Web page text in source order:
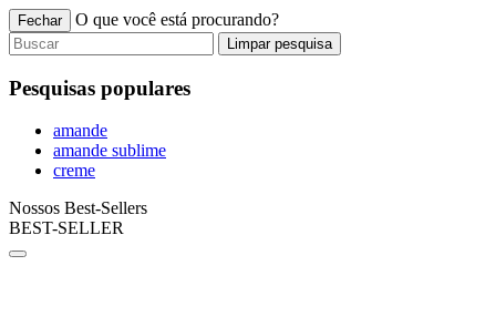
Fechar O que você está procurando?
Limpar pesquisa
Pesquisas populares
amande
amande sublime
creme
Nossos Best-Sellers
BEST-SELLER